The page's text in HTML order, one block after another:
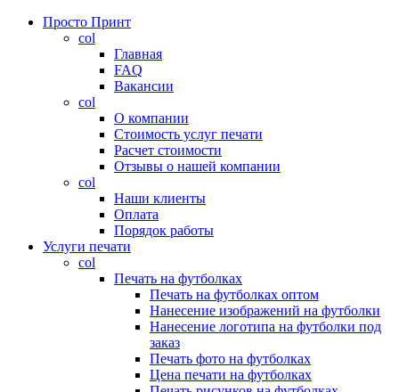
Просто Принт
col
Главная
FAQ
Вакансии
col
О компании
Стоимость услуг печати
Расчет стоимости
Отзывы о нашей компании
col
Наши клиенты
Оплата
Порядок работы
Услуги печати
col
Печать на футболках
Печать на футболках оптом
Нанесение изображений на футболки
Нанесение логотипа на футболки под
заказ
Печать фото на футболках
Цена печати на футболках